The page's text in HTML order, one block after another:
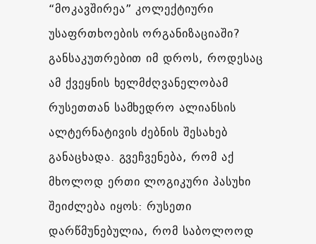
“მოკავშირეა” კოლექტიური
უსაფრთხოების ორგანიზაციაში?
განსაკუთრებით იმ დროს, როდესაც
ამ ქვეყნის ხელმძღვანელობამ
რუსეთთან სამხედრო ალიანსის
ალტერნატივის ძებნის შესახებ
განაცხადა. გვეჩვენება, რომ აქ
მხოლოდ ერთი ლოგიკური პასუხი
შეიძლება იყოს: რუსეთი
დარწმუნებულია, რომ საბოლოოდ